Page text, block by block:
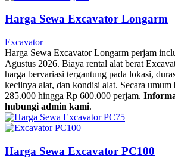
Harga Sewa Excavator Longarm
Excavator
Harga Sewa Excavator Longarm perjam
Agustus 2026. Biaya rental alat berat
harga bervariasi tergantung pada lokasi,
kecilnya alat, dan kondisi alat. Secara umum
285.000 hingga Rp 600.000 perjam.
hubungi admin kami.
Harga Sewa Excavator PC100